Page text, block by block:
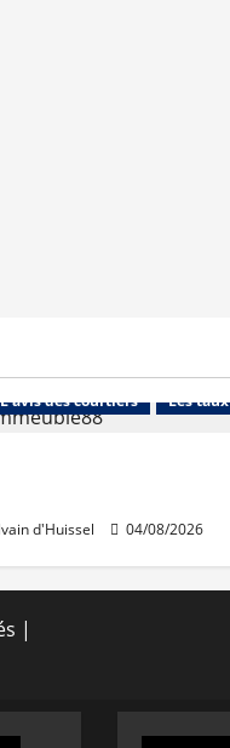
L'avis des courtiers
Les taux
d'Huissel 04/08/2026
|